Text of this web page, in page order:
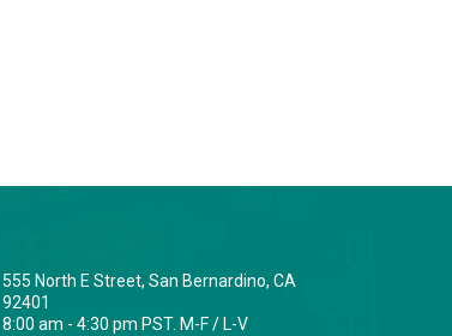
555 North E Street, San Bernardino, CA
92401
8:00 am - 4:30 pm PST. M-F / L-V